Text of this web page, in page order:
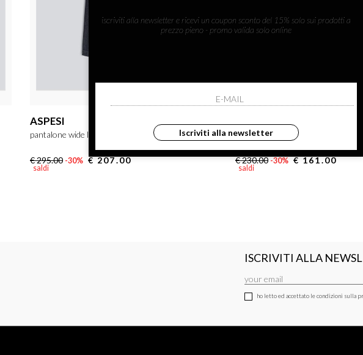
ASPESI
pantalone wide leg in denim - denim
€ 295.00 -30% € 207.00
saldi
pantalone in denim di cotone -
€ 230.00 -30% € 161.00
saldi
ISCRIVITI ALLA
ho letto ed accettato le condizioni sulla
iscriviti alla newsletter e ricevi un coupon sconto del 15% solo sui prodotti a
prezzo pieno - promo valida solo online
Iscriviti alla newsletter